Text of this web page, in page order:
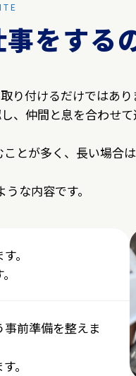
をする
り付けるだけではあり
仲間と息を合わせて
とが多く、長い場合
な内容です。
。
前準備を整えま
。